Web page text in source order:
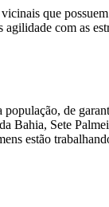
que
com as
de
Bahia, Sete
estão